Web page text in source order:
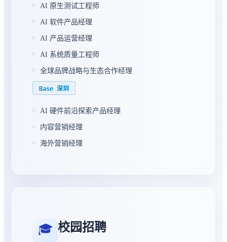
AI 原生测试工程师
AI 软件产品经理
AI 产品运营经理
AI 系统质量工程师
全球品牌战略与生态合作经理
Base 深圳
AI 硬件前沿探索产品经理
内容营销经理
海外营销经理
🎓 校园招聘